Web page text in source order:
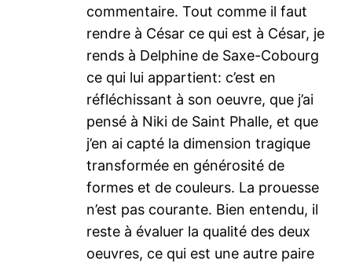
commentaire. Tout comme il faut
rendre à César ce qui est à César, je
rends à Delphine de Saxe-Cobourg
ce qui lui appartient: c’est en
réfléchissant à son oeuvre, que j’ai
pensé à Niki de Saint Phalle, et que
j’en ai capté la dimension tragique
transformée en générosité de
formes et de couleurs. La prouesse
n’est pas courante. Bien entendu, il
reste à évaluer la qualité des deux
oeuvres, ce qui est une autre paire